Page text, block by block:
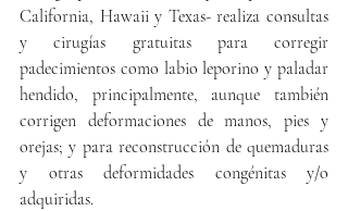
California, Hawaii y Texas- realiza consultas
y cirugías gratuitas para corregir
padecimientos como labio leporino y paladar
hendido, principalmente, aunque también
corrigen deformaciones de manos, pies y
orejas; y para reconstrucción de quemaduras
y otras deformidades congénitas y/o
adquiridas.